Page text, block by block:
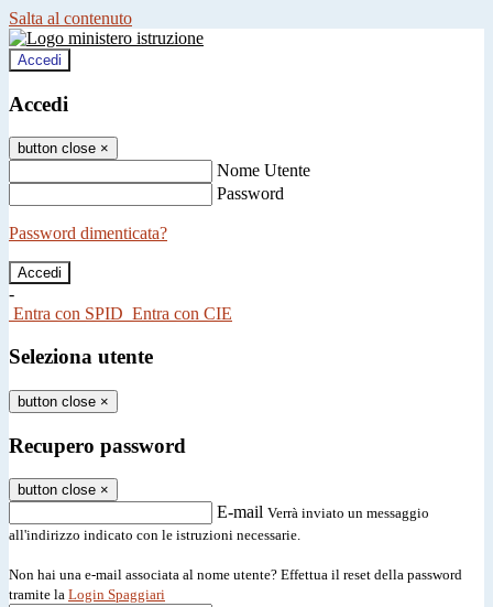
Salta al contenuto
Accedi
Accedi
button close ×
Nome Utente
Password
Password dimenticata?
-
Entra con SPID Entra con CIE
Seleziona utente
button close ×
Recupero password
button close ×
E-mail Verrà inviato un messaggio
all'indirizzo indicato con le istruzioni necessarie.
Non hai una e-mail associata al nome utente? Effettua il reset della password
tramite la Login Spaggiari